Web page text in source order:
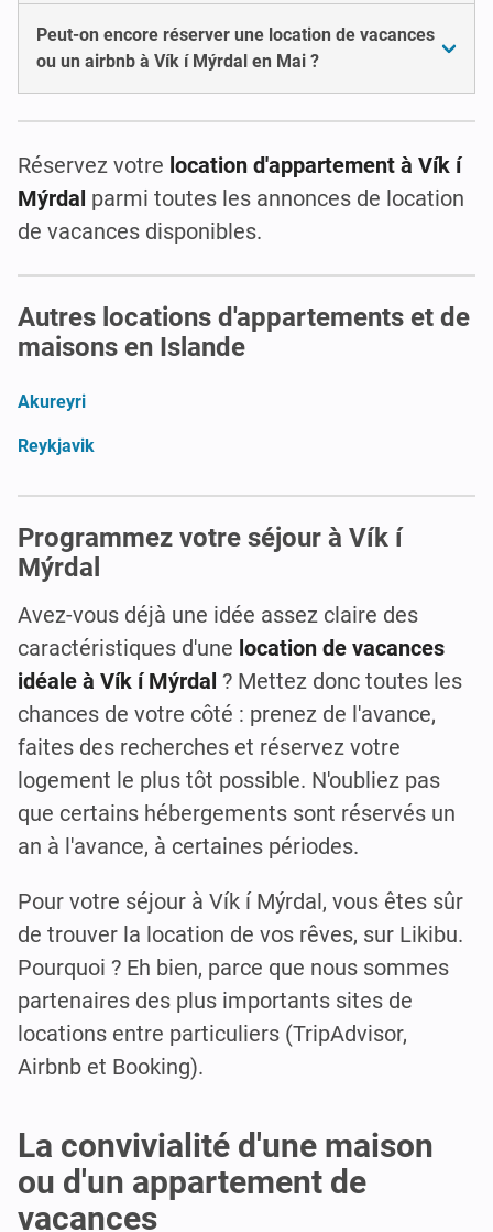
Peut-on encore réserver une location de vacances
ou un airbnb à Vík í Mýrdal en Mai ?
Réservez votre location d'appartement à Vík í
Mýrdal parmi toutes les annonces de location
de vacances disponibles.
Autres locations d'appartements et de
maisons en Islande
Akureyri
Reykjavik
Programmez votre séjour à Vík í
Mýrdal
Avez-vous déjà une idée assez claire des
caractéristiques d'une location de vacances
idéale à Vík í Mýrdal ? Mettez donc toutes les
chances de votre côté : prenez de l'avance,
faites des recherches et réservez votre
logement le plus tôt possible. N'oubliez pas
que certains hébergements sont réservés un
an à l'avance, à certaines périodes.
Pour votre séjour à Vík í Mýrdal, vous êtes sûr
de trouver la location de vos rêves, sur Likibu.
Pourquoi ? Eh bien, parce que nous sommes
partenaires des plus importants sites de
locations entre particuliers (TripAdvisor,
Airbnb et Booking).
La convivialité d'une maison
ou d'un appartement de
vacances